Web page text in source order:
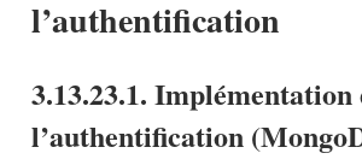
l’authentification
3.13.23.1. Implémentation
l’authentification